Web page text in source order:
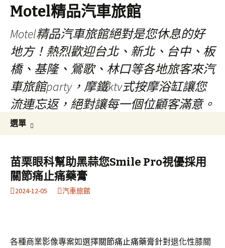
Motel精品汽車旅館
Motel精品汽車旅館絕對是您休息的好
地方！熱烈歡迎台北、新北、台中、板
橋、基隆、鶯歌、林口等各地旅客來汽
車旅館party，摩鐵ktv式按摩浴缸讓您
流連忘返，絕對讓每一個位顧客滿意。
選單
容
鍵
字:
苗栗眼科幫助黑蒜您Smile Pro視優採用
關節痛止痛藥膏
2024-12-05 汽車旅館
各種商業影像專案如選擇關節痛止痛藥膏針對退化性膝關